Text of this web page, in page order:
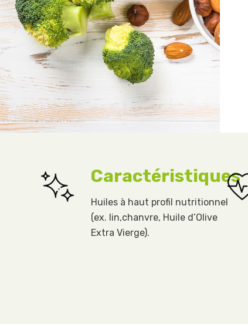
Caractéristiques
Huiles à haut profil nutritionnel
(ex. lin,chanvre, Huile d’Olive
Extra Vierge).